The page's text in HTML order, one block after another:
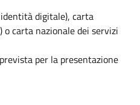
digitale), carta
o carta nazionale dei servizi
per la presentazione